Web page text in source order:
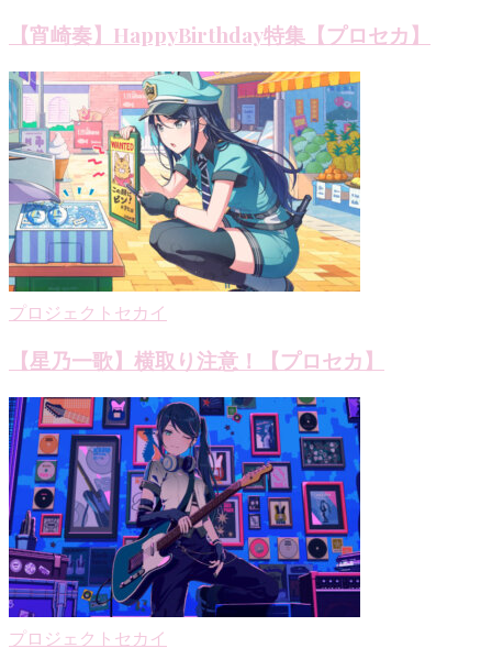
【宵崎奏】HappyBirthday特集【プロセカ】
プロジェクトセカイ
【星乃一歌】横取り注意！【プロセカ】
プロジェクトセカイ